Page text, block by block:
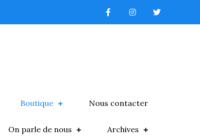
Boutique Nous contacter
On parle de nous Archives